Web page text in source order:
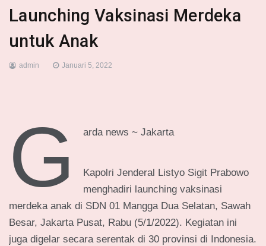
Launching Vaksinasi Merdeka
untuk Anak
admin Januari 5, 2022
g arda news ~ Jakarta
Kapolri Jenderal Listyo Sigit Prabowo
menghadiri launching vaksinasi
merdeka anak di SDN 01 Mangga Dua Selatan, Sawah
Besar, Jakarta Pusat, Rabu (5/1/2022). Kegiatan ini
juga digelar secara serentak di 30 provinsi di Indonesia.